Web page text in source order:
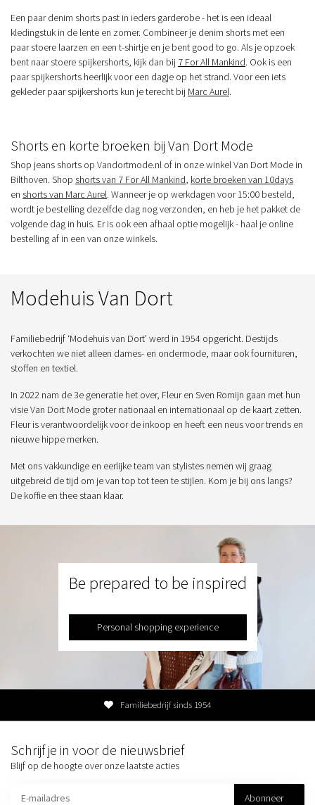
Een paar denim shorts past in ieders garderobe - het is een ideaal
kledingstuk in de lente en zomer. Combineer je denim shorts met een
paar stoere laarzen en een t-shirtje en je bent good to go. Als je opzoek
bent naar stoere spijkershorts, kijk dan bij 7 For All Mankind. Ook is een
paar spijkershorts heerlijk voor een dagje op het strand. Voor een iets
gekleder paar spijkershorts kun je terecht bij Marc Aurel.
Shorts en korte broeken bij Van Dort Mode
Shop jeans shorts op Vandortmode.nl of in onze winkel Van Dort Mode in
Bilthoven. Shop shorts van 7 For All Mankind, korte broeken van 10days
en shorts van Marc Aurel. Wanneer je op werkdagen voor 15:00 besteld,
wordt je bestelling dezelfde dag nog verzonden, en heb je het pakket de
volgende dag in huis. Er is ook een afhaal optie mogelijk - haal je online
bestelling af in een van onze winkels.
Modehuis Van Dort
Familiebedrijf ‘Modehuis van Dort’ werd in 1954 opgericht. Destijds
verkochten we niet alleen dames- en ondermode, maar ook fournituren,
stoffen en textiel.
In 2022 nam de 3e generatie het over, Fleur en Sven Romijn gaan met hun
visie Van Dort Mode groter nationaal en internationaal op de kaart zetten.
Fleur is verantwoordelijk voor de inkoop en heeft een neus voor trends en
nieuwe hippe merken.
Met ons vakkundige en eerlijke team van stylistes nemen wij graag
uitgebreid de tijd om je van top tot teen te stijlen. Kom je bij ons langs?
De koffie en thee staan klaar.
Be prepared to be inspired
Personal shopping experience
Familiebedrijf sinds 1954
Schrijf je in voor de nieuwsbrief
Blijf op de hoogte over onze laatste acties
Abonneer